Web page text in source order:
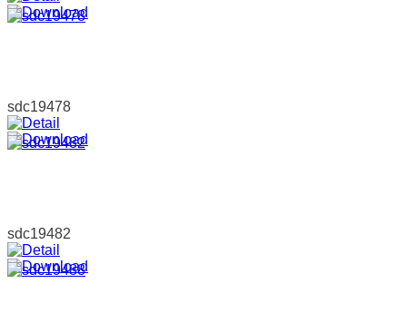
sdc19478
sdc19482